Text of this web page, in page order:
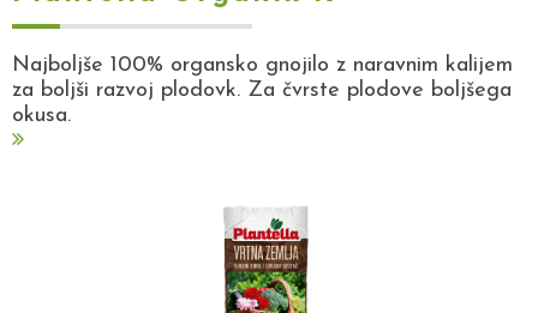
Najboljše 100% organsko gnojilo z naravnim kalijem
za boljši razvoj plodovk. Za čvrste plodove boljšega
okusa.